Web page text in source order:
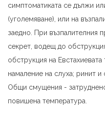
симптоматиката се дължи
(уголемяване), или на
заедно. При възпалителния
секрет, водещ до
обструкция на
намаление на слуха; ринит
Общи смущения -
повишена температура.